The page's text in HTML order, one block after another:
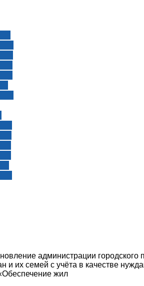
администрации городского
и их семей с учёта в качестве
жил